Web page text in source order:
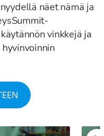
näet nämä ja
vinkkejä ja